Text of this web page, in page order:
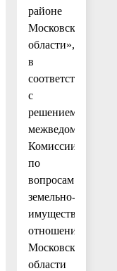
районе
Московской
области»,
в
соответствии
с
решением
межведомственной
Комиссии
по
вопросам
земельно-
имущественных
отношений
Московской
области